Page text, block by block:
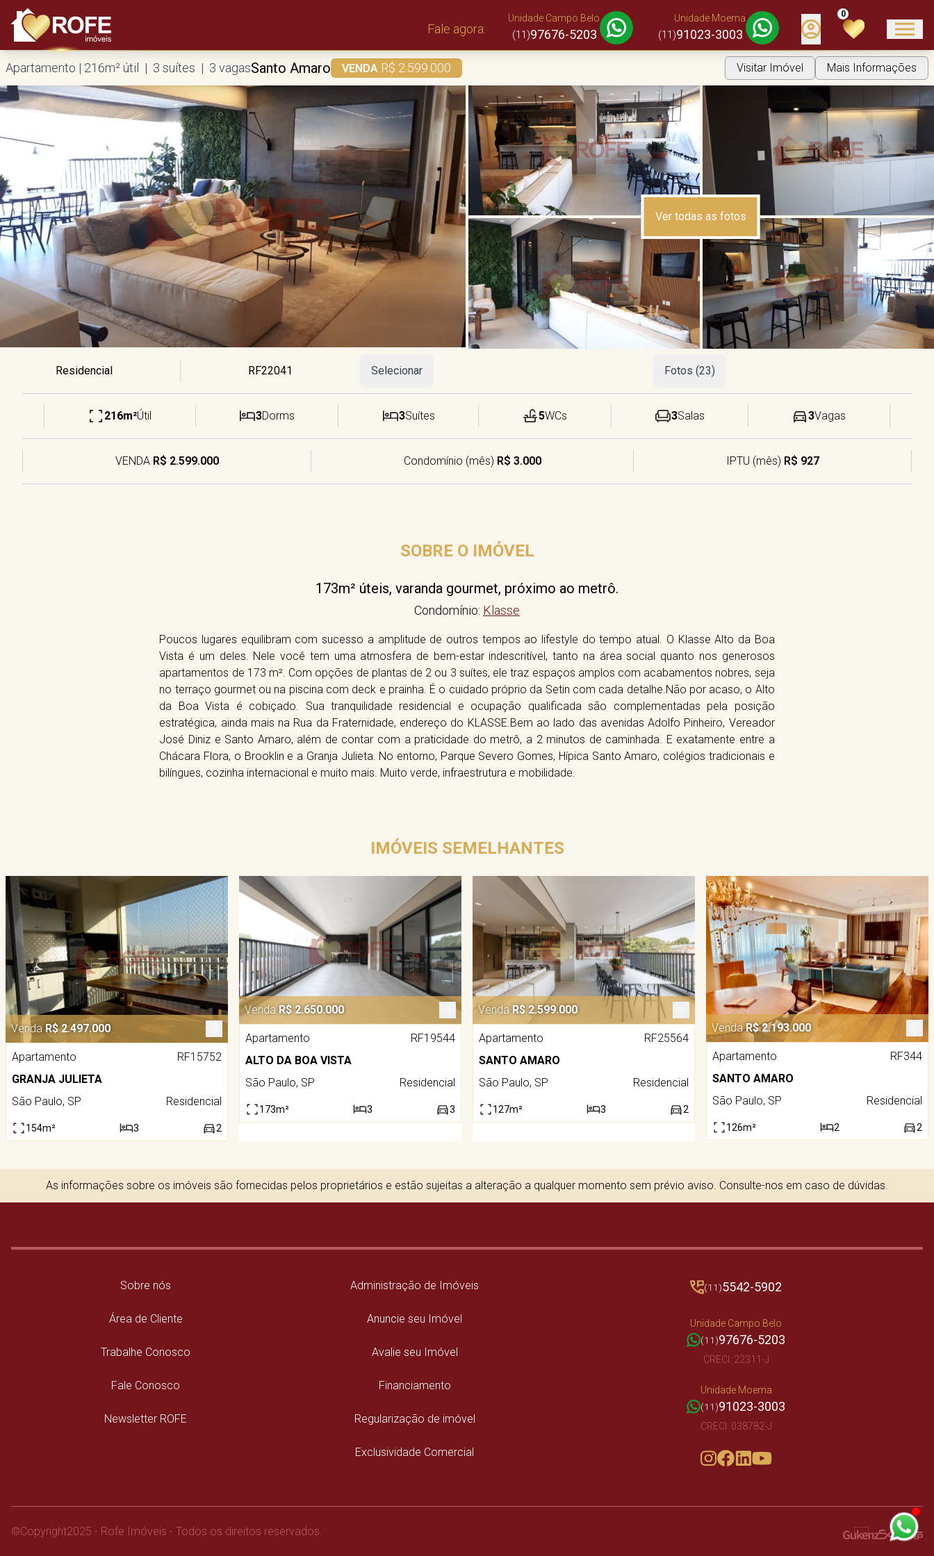
Fale agora:
Unidade Campo Belo
(11)97676-5203
Unidade Moema
(11)91023-3003
0
Apartamento | 216m² útil | 3 suítes | 3 vagasSanto Amaro VENDA R$ 2.599.000 Visitar Imóvel Mais Informações
Ver todas as fotos
Residencial RF22041 Selecionar Fotos (23)
216m²Útil 3Dorms 3Suítes 5WCs 3Salas 3Vagas
VENDA R$ 2.599.000 Condomínio (mês) R$ 3.000 IPTU (mês) R$ 927
SOBRE O IMÓVEL
173m² úteis, varanda gourmet, próximo ao metrô.
Condomínio: Klasse
Poucos lugares equilibram com sucesso a amplitude de outros tempos ao lifestyle do tempo atual. O Klasse Alto da Boa
Vista é um deles. Nele você tem uma atmosfera de bem-estar indescritível, tanto na área social quanto nos generosos
apartamentos de 173 m². Com opções de plantas de 2 ou 3 suítes, ele traz espaços amplos com acabamentos nobres, seja
no terraço gourmet ou na piscina com deck e prainha. É o cuidado próprio da Setin com cada detalhe.Não por acaso, o Alto
da Boa Vista é cobiçado. Sua tranquilidade residencial e ocupação qualificada são complementadas pela posição
estratégica, ainda mais na Rua da Fraternidade, endereço do KLASSE.Bem ao lado das avenidas Adolfo Pinheiro, Vereador
José Diniz e Santo Amaro, além de contar com a praticidade do metrô, a 2 minutos de caminhada. E exatamente entre a
Chácara Flora, o Brooklin e a Granja Julieta. No entorno, Parque Severo Gomes, Hípica Santo Amaro, colégios tradicionais e
bilíngues, cozinha internacional e muito mais. Muito verde, infraestrutura e mobilidade.
IMÓVEIS SEMELHANTES
Venda R$ 2.497.000
Apartamento
RF15752
GRANJA JULIETA
São Paulo, SP
Residencial
154m² 3 2
Venda R$ 2.650.000
Apartamento
RF19544
ALTO DA BOA VISTA
São Paulo, SP
Residencial
173m² 3 3
Venda R$ 2.599.000
Apartamento
RF25564
SANTO AMARO
São Paulo, SP
Residencial
127m² 3 2
Venda R$ 2.193.000
Apartamento
RF344
SANTO AMARO
São Paulo, SP
Residencial
126m² 2 2
As informações sobre os imóveis são fornecidas pelos proprietários e estão sujeitas a alteração a qualquer momento sem prévio aviso. Consulte-nos em caso de dúvidas.
Sobre nós
Área de Cliente
Trabalhe Conosco
Fale Conosco
Newsletter ROFE
Administração de Imóveis
Anuncie seu Imóvel
Avalie seu Imóvel
Financiamento
Regularização de imóvel
Exclusividade Comercial
(11)5542-5902
Unidade Campo Belo
(11)97676-5203
CRECI: 22311-J
Unidade Moema
(11)91023-3003
CRECI: 038782-J
©Copyright2025 - Rofe Imóveis - Todos os direitos reservados.